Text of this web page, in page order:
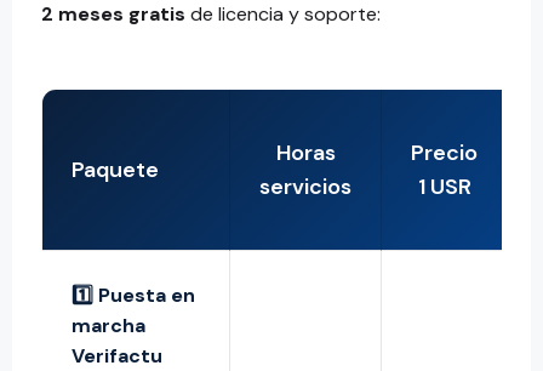
2 meses gratis de licencia y soporte:
Paquete
Horas
servicios
Precio
1 USR
1️⃣ Puesta en
marcha
Verifactu